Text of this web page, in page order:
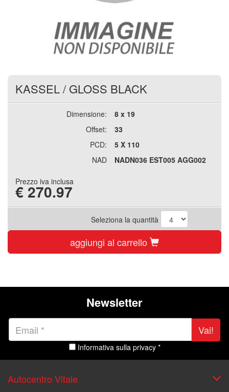
KASSEL/ GLOSS BLACK
Dimensione:
8 x 19
Offset:
33
PCD:
5 X 110
NAD
NADN036 EST005 AGG002
Prezzo iva inclusa
€ 270.97
Seleziona la quantità
aggiungi al carrello
Newsletter
Vai!
Informativa sulla privacy *
Autocentro Vitale